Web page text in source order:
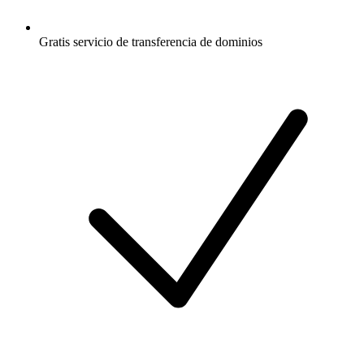
Gratis servicio de transferencia de dominios